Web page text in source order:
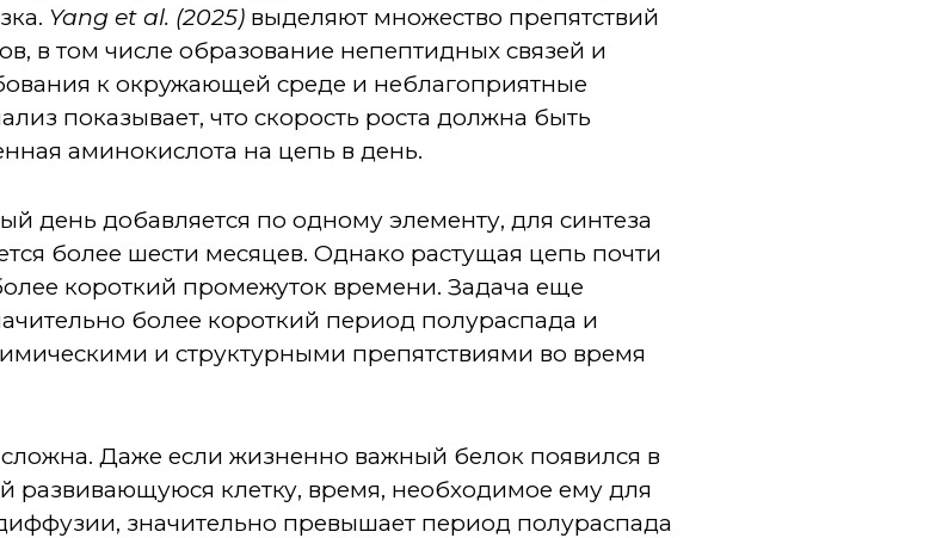
Yang et al. (2025) выделяют множество препятствий
в том числе образование непептидных связей и
к окружающей среде и неблагоприятные
показывает, что скорость роста должна быть
аминокислота на цепь в день.
день добавляется по одному элементу, для синтеза
более шести месяцев. Однако растущая цепь почти
короткий промежуток времени. Задача еще
более короткий период полураспада и
и структурными препятствиями во время
Даже если жизненно важный белок появился в
развивающуюся клетку, время, необходимое ему для
значительно превышает период полураспада